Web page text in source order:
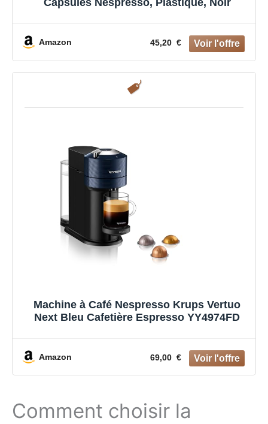
Capsules Nespresso, Plastique, Noir
Amazon 45,20 €
Machine à Café Nespresso Krups Vertuo
Next Bleu Cafetière Espresso YY4974FD
Amazon 69,00 €
Comment choisir la